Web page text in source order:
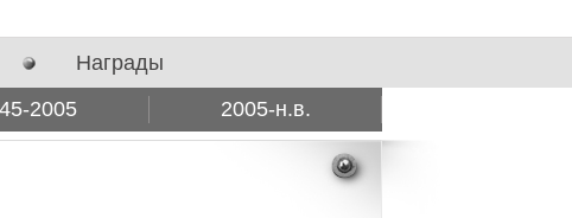
2005 2005-н.в.
Награды